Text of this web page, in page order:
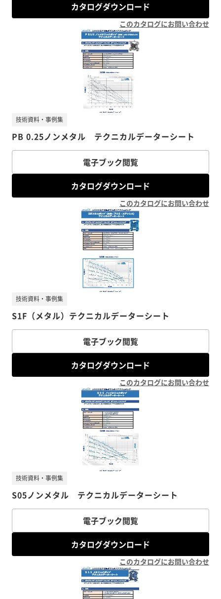
カタログダウンロード
このカタログにお問い合わせ
PB 0.25ノンメタル テクニカルデーターシート
技術資料・事例集
電子ブック閲覧
カタログダウンロード
このカタログにお問い合わせ
S1F（メタル）テクニカルデーターシート
技術資料・事例集
電子ブック閲覧
カタログダウンロード
このカタログにお問い合わせ
S05ノンメタル テクニカルデーターシート
技術資料・事例集
電子ブック閲覧
カタログダウンロード
このカタログにお問い合わせ